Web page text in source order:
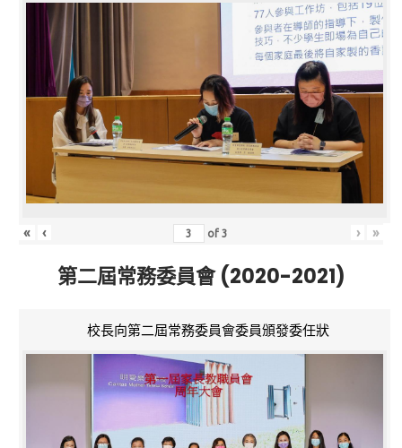
« ‹ of3 › »
第二屆常務委員會 (2020-2021)
校長向第二屆常務委員會委員頒發委任狀